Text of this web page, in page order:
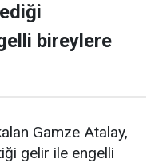
bireylere
Gamze Atalay,
gelir ile engelli